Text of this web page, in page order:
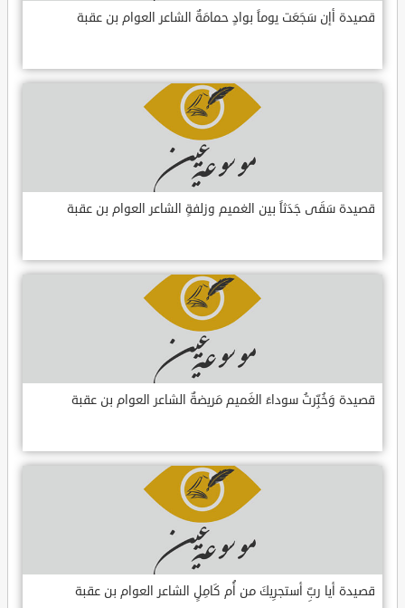
قصيدة أإن سَجَعَت يوماً بوادٍ حمامَةٌ الشاعر العوام بن عقبة
قصيدة سَقَى جَدَثاً بين الغميم وزلفةٍ الشاعر العوام بن عقبة
قصيدة وَخُبِّرتُ سوداءَ الغَميم مَريضةٌ الشاعر العوام بن عقبة
قصيدة أيا ربِّ أستجرِيكَ من أُم كَامِلٍ الشاعر العوام بن عقبة